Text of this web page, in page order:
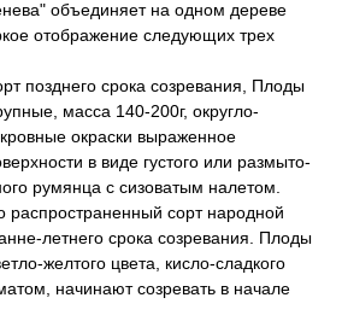
объединяет на одном дереве
отображение следующих трех
позднего срока созревания, Плоды
масса 140-200г, округло-
окраски выраженное
в виде густого или размыто-
румянца с сизоватым налетом.
сорт народной
летнего срока созревания. Плоды
желтого цвета, кисло-сладкого
начинают созревать в начале